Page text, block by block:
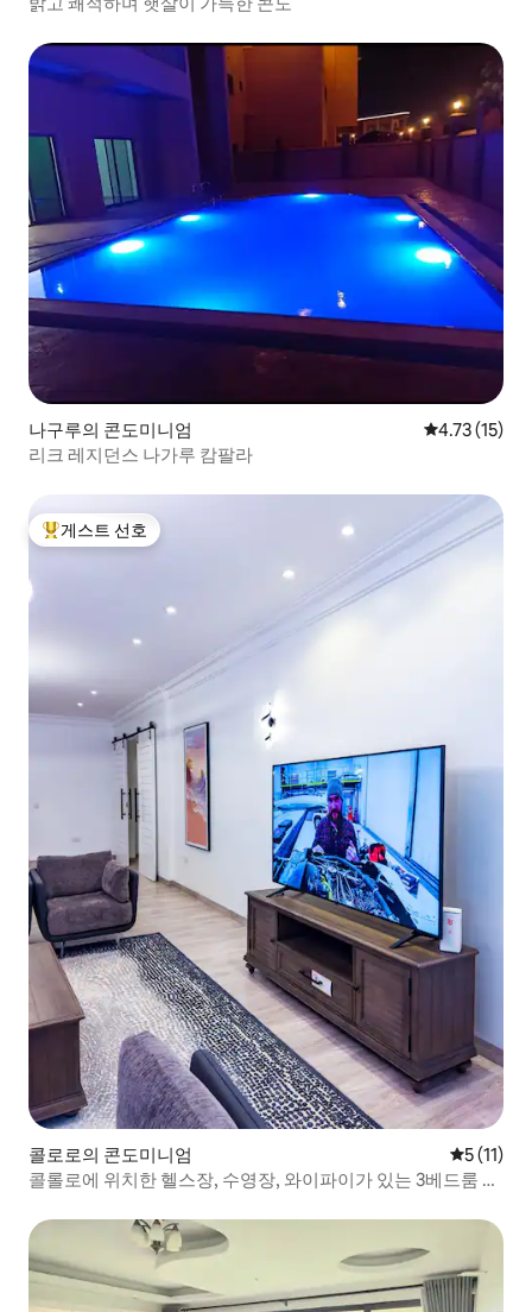
나구루의 콘도미니엄 평점 4.73점
4.73 (15)
리크 레지던스 나가루 캄팔라
상위 게스트 선호
게스트 선호
콜로로의 콘도미니엄 평점 5점
5 (11)
콜롤로에 위치한 헬스장, 수영장, 와이파이가 있는 3베드룸 아